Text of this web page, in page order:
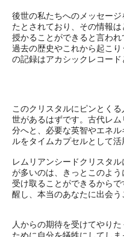
後世の私たちへのメッセー
たとされており、その情報
授かることができると言わ
過去の歴史やこれから起こ
の記録はアカシックレコード
このクリスタルにピンとく
世があるはずです。古代レ
分へと、必要な英智やエネ
ルをタイムカプセルとして活
レムリアンシードクリスタ
が多いのは、きっとこのよ
受け取ることができるから
醒し、本当のあなたに出会う
人からの期待を受けてやり
ために自分を犠牲にしてし